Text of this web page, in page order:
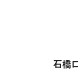
石橋